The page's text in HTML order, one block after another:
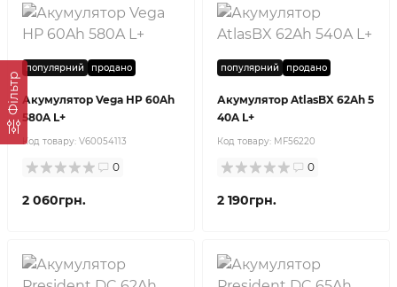
Фільтр
популярний продано
Акумулятор Vega HP 60Ah
580A L+
Код товару: V60054113
0
2 060грн.
популярний продано
Акумулятор AtlasBX 62Ah 5
40A L+
Код товару: MF56220
0
2 190грн.